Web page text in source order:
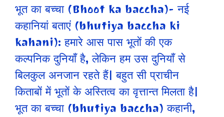
भूत का बच्चा (Bhoot ka baccha)- नई
कहानियां बताएं (bhutiya baccha ki
kahani): हमारे आस पास भूतों की एक
कल्पनिक दुनियाँ है, लेकिन हम उस दुनियाँ से
बिलकुल अनजान रहते हैं| बहुत सी प्राचीन
किताबों में भूतों के अस्तित्व का वृत्तान्त मिलता है|
भूत का बच्चा (bhutiya baccha) कहानी,